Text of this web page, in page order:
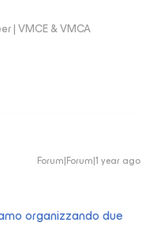
| VMCE & VMCA
Forum|Forum|1 year ago
organizzando due